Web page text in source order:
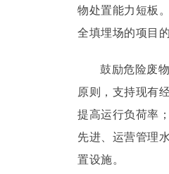
物处置能力短板
全填埋场的项目的
鼓励危险废
原则，支持现有
提高运行负荷率
先进、运营管理
置设施。